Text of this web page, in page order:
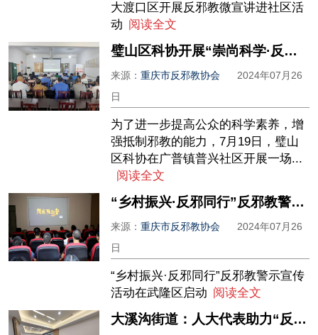
大渡口区开展反邪教微宣讲进社区活
动 阅读全文
璧山区科协开展“崇尚科学·反对邪教”主题宣传活动
来源：重庆市反邪教协会
2024年07月26
日
为了进一步提高公众的科学素养，增
强抵制邪教的能力，7月19日，璧山
区科协在广普镇普兴社区开展一场...
阅读全文
“乡村振兴·反邪同行”反邪教警示宣传活动在武隆区启动
来源：重庆市反邪教协会
2024年07月26
日
“乡村振兴·反邪同行”反邪教警示宣传
活动在武隆区启动 阅读全文
大溪沟街道：人大代表助力“反邪教” 织密平安建设“安全网”